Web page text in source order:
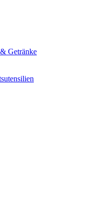
Getränke